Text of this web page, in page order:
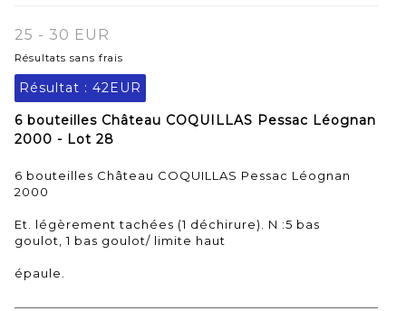
25 - 30 EUR
Résultats sans frais
Résultat : 42EUR
6 bouteilles Château COQUILLAS Pessac Léognan
2000 - Lot 28
6 bouteilles Château COQUILLAS Pessac Léognan
2000
Et. légèrement tachées (1 déchirure). N :5 bas
goulot, 1 bas goulot/ limite haut
épaule.